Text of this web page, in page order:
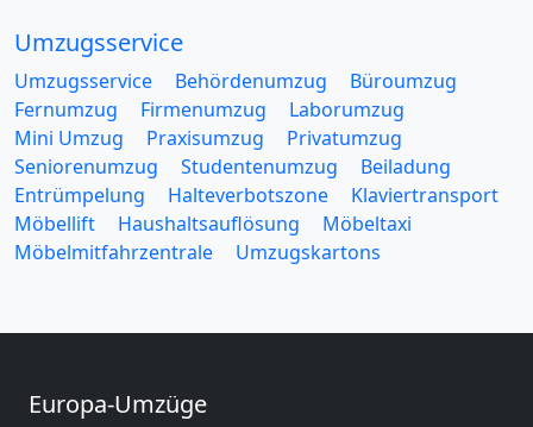
Umzugsservice
Umzugsservice Behördenumzug
Büroumzug
Fernumzug
Firmenumzug
Laborumzug
Mini Umzug
Praxisumzug
Privatumzug
Seniorenumzug
Studentenumzug
Beiladung
Entrümpelung
Halteverbotszone
Klaviertransport
Möbellift
Haushaltsauflösung
Möbeltaxi
Möbelmitfahrzentrale
Umzugskartons
Europa-Umzüge